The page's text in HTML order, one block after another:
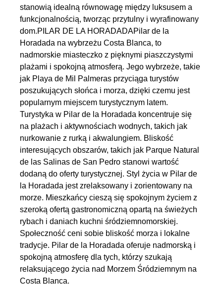
stanowią idealną równowagę między luksusem a
funkcjonalnością, tworząc przytulny i wyrafinowany
dom.PILAR DE LA HORADADAPilar de la
Horadada na wybrzeżu Costa Blanca, to
nadmorskie miasteczko z pięknymi piaszczystymi
plażami i spokojną atmosferą. Jego wybrzeże, takie
jak Playa de Mil Palmeras przyciąga turystów
poszukujących słońca i morza, dzięki czemu jest
popularnym miejscem turystycznym latem.
Turystyka w Pilar de la Horadada koncentruje się
na plażach i aktywnościach wodnych, takich jak
nurkowanie z rurką i akwalungiem. Bliskość
interesujących obszarów, takich jak Parque Natural
de las Salinas de San Pedro stanowi wartość
dodaną do oferty turystycznej. Styl życia w Pilar de
la Horadada jest zrelaksowany i zorientowany na
morze. Mieszkańcy cieszą się spokojnym życiem z
szeroką ofertą gastronomiczną opartą na świeżych
rybach i daniach kuchni śródziemnomorskiej.
Społeczność ceni sobie bliskość morza i lokalne
tradycje. Pilar de la Horadada oferuje nadmorską i
spokojną atmosferę dla tych, którzy szukają
relaksującego życia nad Morzem Śródziemnym na
Costa Blanca.